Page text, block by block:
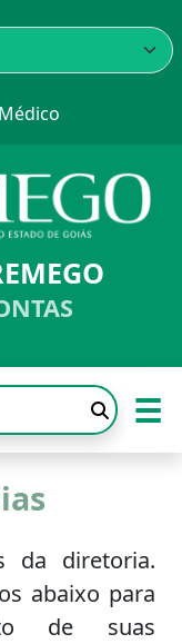
☰
da diretoria.
abaixo para
de suas